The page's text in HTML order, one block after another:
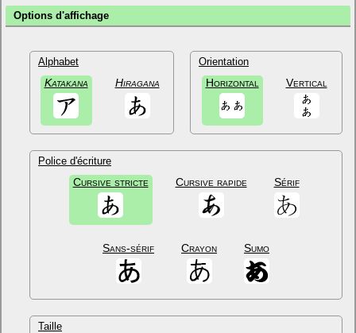
Options d'affichage
Alphabet
Katakana Hiragana
Orientation
Horizontal Vertical
Police d'écriture
Cursive stricte Cursive rapide Sérif
Sans-sérif Crayon Sumo
Taille